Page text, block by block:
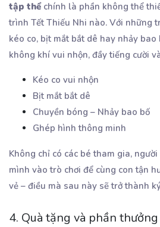
tập thểchính là phần không thể
trình Tết Thiếu Nhi nào. Với những
kéo co, bịt mắt bắt dê hay nhảy
không khí vui nhộn, đầy tiếng cười
Kéo co vui nhộn
Bịt mắt bắt dê
Chuyền bóng – Nhảy bao bố
Ghép hình thông minh
Không chỉ có các bé tham gia,
mình vào trò chơi để cùng con tận
vẻ – điều mà sau này sẽ trở thành
4. Quà tặng và phần